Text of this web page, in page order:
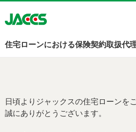
住宅ローンにおける保険契約取扱代
日頃よりジャックスの住宅ローンを
誠にありがとうございます。